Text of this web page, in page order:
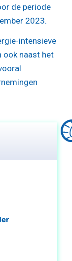
de periode
2023.
intensieve
ook naast het